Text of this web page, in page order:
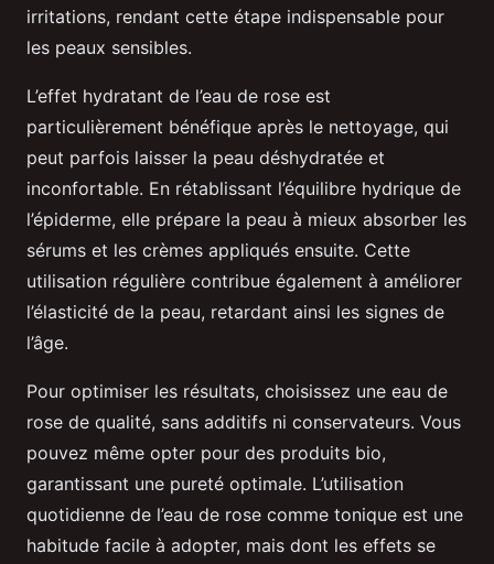
irritations, rendant cette étape indispensable pour
les peaux sensibles.
L’effet hydratant de l’eau de rose est
particulièrement bénéfique après le nettoyage, qui
peut parfois laisser la peau déshydratée et
inconfortable. En rétablissant l’équilibre hydrique de
l’épiderme, elle prépare la peau à mieux absorber les
sérums et les crèmes appliqués ensuite. Cette
utilisation régulière contribue également à améliorer
l’élasticité de la peau, retardant ainsi les signes de
l’âge.
Pour optimiser les résultats, choisissez une eau de
rose de qualité, sans additifs ni conservateurs. Vous
pouvez même opter pour des produits bio,
garantissant une pureté optimale. L’utilisation
quotidienne de l’eau de rose comme tonique est une
habitude facile à adopter, mais dont les effets se